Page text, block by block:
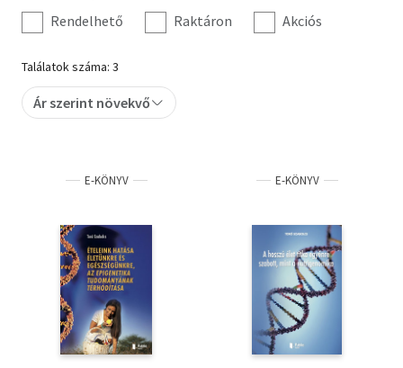
Irodalom
Művészet
Szakkönyv
Tankönyv, segédkönyv
Társadalomtudomány
Természettudomány
Történelem
szűrés
Rendelhető
Raktáron Akciós
Találatok száma: 3
Ár szerint növekvő
E-KÖNYV E-KÖNYV